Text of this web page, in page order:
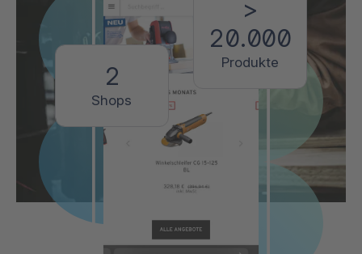
>
20.000
Produkte
2
Shops